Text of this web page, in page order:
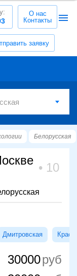
заявку
О нас
Контакты
Белорусская
10
Дмитровская
30000